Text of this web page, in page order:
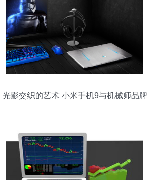
光影交织的艺术 小米手机9与机械师品牌